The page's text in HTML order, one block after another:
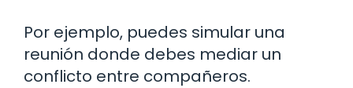
Por ejemplo, puedes simular una
reunión donde debes mediar un
conflicto entre compañeros.